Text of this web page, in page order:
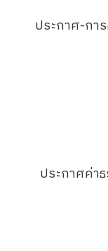
ประกาศ-กา
ประกาศค่า